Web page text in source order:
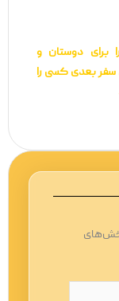
دوستان و
بعدی کسی را